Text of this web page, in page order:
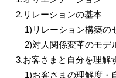
2. リレーションの基本
1) リレーション構築の
2)対人関係変革のモデ
3.お客さまと⾃分を理解
1)お客さまの理解度・